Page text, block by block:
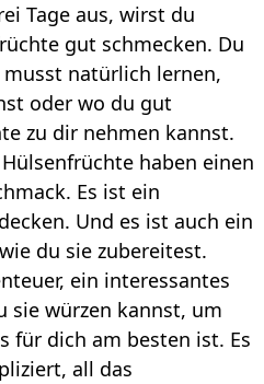
Tage aus, wirst du
gut schmecken. Du
natürlich lernen,
oder wo du gut
zu dir nehmen kannst.
haben einen
Es ist ein
Und es ist auch ein
du sie zubereitest.
ein interessantes
sie würzen kannst, um
für dich am besten ist. Es
all das